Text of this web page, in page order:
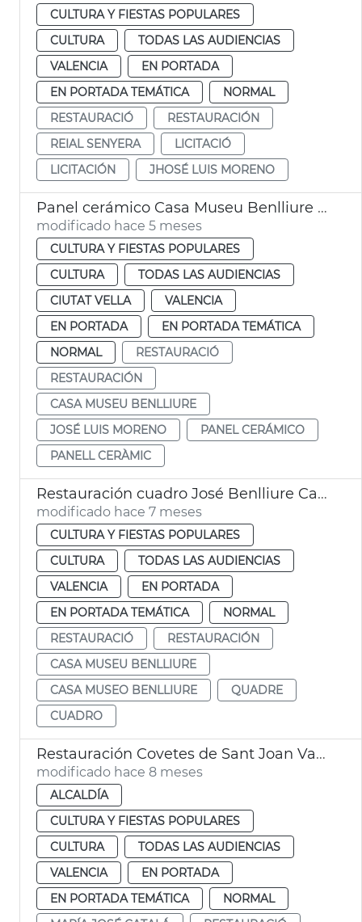
CULTURA Y FIESTAS POPULARES
CULTURA
TODAS LAS AUDIENCIAS
VALENCIA
EN PORTADA
EN PORTADA TEMÁTICA
NORMAL
RESTAURACIÓ
RESTAURACIÓN
REIAL SENYERA
LICITACIÓ
LICITACIÓN
JHOSÉ LUIS MORENO
Panel cerámico Casa Museu Benlliure València
modificado hace 5 meses
CULTURA Y FIESTAS POPULARES
CULTURA
TODAS LAS AUDIENCIAS
CIUTAT VELLA
VALENCIA
EN PORTADA
EN PORTADA TEMÁTICA
NORMAL
RESTAURACIÓ
RESTAURACIÓN
CASA MUSEU BENLLIURE
JOSÉ LUIS MORENO
PANEL CERÁMICO
PANELL CERÀMIC
Restauración cuadro José Benlliure Casa Museo Benlliure València
modificado hace 7 meses
CULTURA Y FIESTAS POPULARES
CULTURA
TODAS LAS AUDIENCIAS
VALENCIA
EN PORTADA
EN PORTADA TEMÁTICA
NORMAL
RESTAURACIÓ
RESTAURACIÓN
CASA MUSEU BENLLIURE
CASA MUSEO BENLLIURE
QUADRE
CUADRO
Restauración Covetes de Sant Joan València
modificado hace 8 meses
ALCALDÍA
CULTURA Y FIESTAS POPULARES
CULTURA
TODAS LAS AUDIENCIAS
VALENCIA
EN PORTADA
EN PORTADA TEMÁTICA
NORMAL